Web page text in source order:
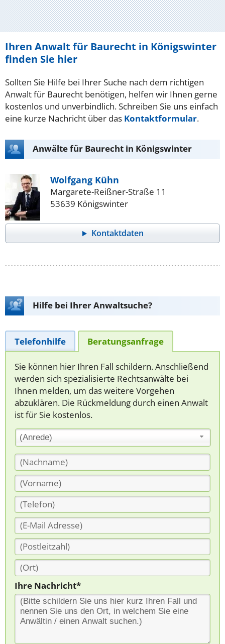
Ihren Anwalt für Baurecht in Königswinter
finden Sie hier
Sollten Sie Hilfe bei Ihrer Suche nach dem richtigen
Anwalt für Baurecht benötigen, helfen wir Ihnen gerne
kostenlos und unverbindlich. Schreiben Sie uns einfach
eine kurze Nachricht über das Kontaktformular.
Anwälte für Baurecht in Königswinter
Wolfgang Kühn
Margarete-Reißner-Straße 11
53639 Königswinter
Kontaktdaten
Hilfe bei Ihrer Anwaltsuche?
Telefonhilfe Beratungsanfrage
Sie können hier Ihren Fall schildern. Anschließend
werden sich spezialisierte Rechtsanwälte bei
Ihnen melden, um das weitere Vorgehen
abzuklären. Die Rückmeldung durch einen Anwalt
ist für Sie kostenlos.
(Anrede)
Ihre Nachricht*